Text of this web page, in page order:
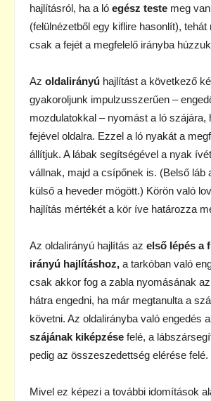
hajlításról, ha a ló egész teste meg
(felülnézetből egy kiflire hasonlít), tehát
csak a fejét a megfelelő irányba
Az oldalirányú hajlítást a következő
gyakoroljunk impulzusszerűen –
mozdulatokkal – nyomást a ló szájára,
fejével oldalra. Ezzel a ló nyakát a
állítjuk. A lábak segítségével a nyak
vállnak, majd a csípőnek is. (Belső láb
külső a heveder mögött.) Körön való
hajlítás mértékét a kör íve határozza
Az oldalirányú hajlítás az első lépés a
irányú hajlításhoz, a tarkóban való
csak akkor fog a zabla nyomásának
hátra engedni, ha már megtanulta a
követni. Az oldalirányba való engedés
szájának kiképzése felé, a
pedig az összeszedettség elérése felé.
Mivel ez képezi a további idomítások